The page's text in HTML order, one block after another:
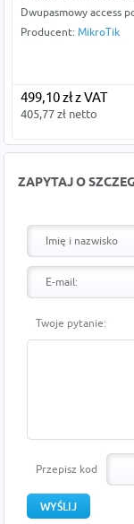
Dwupasmowy access
Producent: MikroTik
499,10 zł z VAT
405,77 zł netto
ZAPYTAJ O
Twoje pytanie:
Przepisz kod